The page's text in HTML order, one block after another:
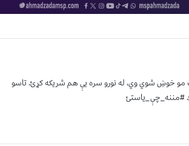
مو خوښ شوي وي، له نورو سره یې هم شریکه کړئ. تاسو
#مننه_چې_یاستئ